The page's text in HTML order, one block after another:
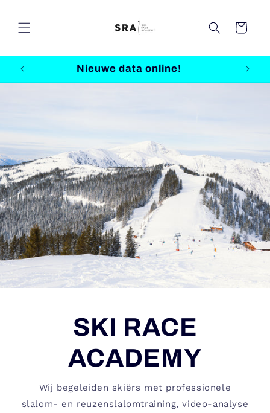
content
Winkelwagen
Nieuwe data online!
SKI RACE
ACADEMY
Wij begeleiden skiërs met professionele
slalom- en reuzenslalomtraining, video-analyse